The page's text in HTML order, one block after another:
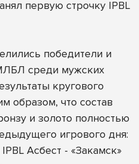
первую строчку IPBL
победители и
среди мужских
кругового
образом, что состав
и золото полностью
игрового дня:
Асбест - «Закамск»